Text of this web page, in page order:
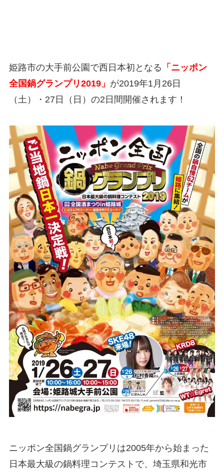
姫路市の大手前公園で西日本初となる 「ニッポン
全国鍋グランプリ2019」 が2019年1月26日
（土）・27日（日）の2日間開催されます！
ニッポン全国鍋グランプリは2005年から始まった
日本最大級の鍋料理コンテストで、埼玉県和光市